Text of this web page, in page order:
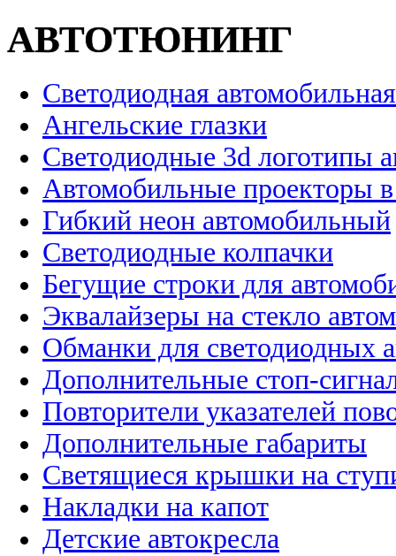
АВТОТЮНИНГ
Светодиодная
Ангельские глазки
Светодиодные 3d логотипы
Автомобильные проекторы
Гибкий неон автомобильный
Светодиодные колпачки
Бегущие строки для
Эквалайзеры на стекло
Обманки для светодиодных
Дополнительные стоп-
Повторители указателей
Дополнительные габариты
Светящиеся крышки на
Накладки на капот
Детские автокресла